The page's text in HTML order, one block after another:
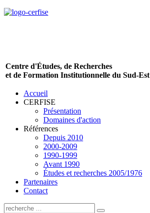
Centre d'Études, de Recherches
et de Formation Institutionnelle du Sud-Est
Accueil
CERFISE
Présentation
Domaines d'action
Références
Depuis 2010
2000-2009
1990-1999
Avant 1990
Études et recherches 2005/1976
Partenaires
Contact